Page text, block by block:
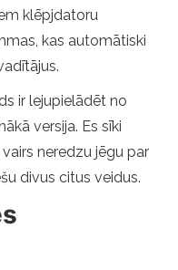
klēpjdatoru
kas automātiski
ir lejupielādēt no
versija. Es sīki
neredzu jēgu par
divus citus veidus.